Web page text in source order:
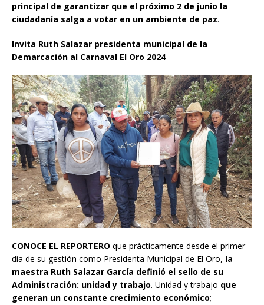
principal de garantizar que el próximo 2 de junio la
ciudadanía salga a votar en un ambiente de paz.
Invita Ruth Salazar presidenta municipal de la
Demarcación al Carnaval El Oro 2024
CONOCE EL REPORTERO que prácticamente desde el primer
día de su gestión como Presidenta Municipal de El Oro, la
maestra Ruth Salazar García definió el sello de su
Administración: unidad y trabajo. Unidad y trabajo que
generan un constante crecimiento económico;